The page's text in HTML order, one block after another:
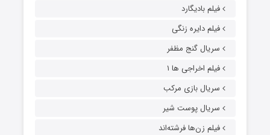
فیلم بادیگارد
فیلم دایره زنگی
سریال گنج مظفر
فیلم اخراجی ها ۱
سریال بازی مرکب
سریال پوست شیر
فیلم زن‌ها فرشته‌اند